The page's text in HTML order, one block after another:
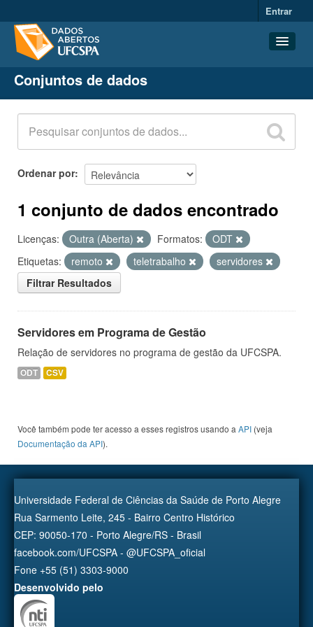
Entrar
Conjuntos de dados
Organizações
Grupos
Sobre
Conjuntos de dados
Ordenar por
1 conjunto de dados encontrado
Licenças: Outra (Aberta) Formatos:
ODT
Etiquetas:
remoto teletrabalho
servidores
Filtrar Resultados
Servidores em Programa de Gestão
Relação de servidores no programa de gestão da UFCSPA.
ODT CSV
Você também pode ter acesso a esses registros usando a API (veja
Documentação da API).
Universidade Federal de Ciências da Saúde de Porto Alegre
Rua Sarmento Leite, 245 - Bairro Centro Histórico
CEP: 90050-170 - Porto Alegre/RS - Brasil
facebook.com/UFCSPA - @UFCSPA_oficial
Fone +55 (51) 3303-9000
Desenvolvido pelo